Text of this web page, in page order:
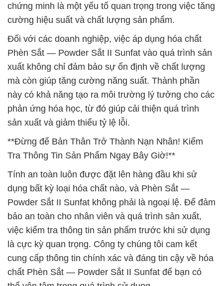
chứng minh là một yếu tố quan trọng trong việc tăng
cường hiệu suất và chất lượng sản phẩm.
Đối với các doanh nghiệp, việc áp dụng hóa chất
Phèn Sắt — Powder Sắt II Sunfat vào quá trình sản
xuất không chỉ đảm bảo sự ổn định về chất lượng
mà còn giúp tăng cường năng suất. Thành phần
này có khả năng tạo ra môi trường lý tưởng cho các
phản ứng hóa học, từ đó giúp cải thiện quá trình
sản xuất và giảm thiểu tỷ lệ lỗi.
**Đừng để Bản Thân Trở Thành Nạn Nhân! Kiểm
Tra Thông Tin Sản Phẩm Ngay Bây Giờ!**
Tính an toàn luôn được đặt lên hàng đầu khi sử
dụng bất kỳ loại hóa chất nào, và Phèn Sắt —
Powder Sắt II Sunfat không phải là ngoại lệ. Để đảm
bảo an toàn cho nhân viên và quá trình sản xuất,
việc kiểm tra thông tin sản phẩm trước khi sử dụng
là cực kỳ quan trọng. Công ty chúng tôi cam kết
cung cấp thông tin chính xác và đáng tin cậy về hóa
chất Phèn Sắt — Powder Sắt II Sunfat để bạn có